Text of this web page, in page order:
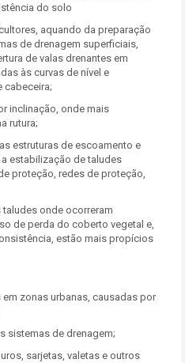
do solo
aquando da preparação
de drenagem superficiais,
de valas drenantes em
às curvas de nível e
cabeceira;
inclinação, onde mais
rutura;
estruturas de escoamento e
estabilização de taludes
proteção, redes de proteção,
taludes onde ocorreram
de perda do coberto vegetal e,
estão mais propícios
zonas urbanas, causadas por
sistemas de drenagem;
sarjetas, valetas e outros